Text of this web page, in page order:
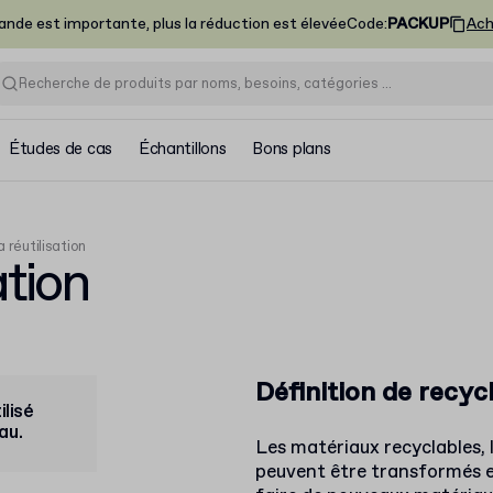
est importante, plus la réduction est élevéeCode:PACKUP
Études de cas Échantillons Bons plans
réutilisation
Définition de
Les matériaux
peuvent être transformés